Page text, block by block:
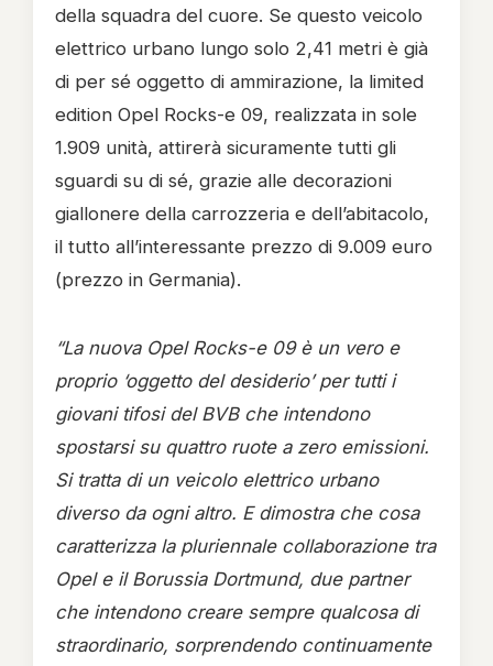
della squadra del cuore. Se questo veicolo
elettrico urbano lungo solo 2,41 metri è già
di per sé oggetto di ammirazione, la limited
edition Opel Rocks-e 09, realizzata in sole
1.909 unità, attirerà sicuramente tutti gli
sguardi su di sé, grazie alle decorazioni
giallonere della carrozzeria e dell’abitacolo,
il tutto all’interessante prezzo di 9.009 euro
(prezzo in Germania).
“La nuova Opel Rocks-e 09 è un vero e
proprio ‘oggetto del desiderio’ per tutti i
giovani tifosi del BVB che intendono
spostarsi su quattro ruote a zero emissioni.
Si tratta di un veicolo elettrico urbano
diverso da ogni altro. E dimostra che cosa
caratterizza la pluriennale collaborazione tra
Opel e il Borussia Dortmund, due partner
che intendono creare sempre qualcosa di
straordinario, sorprendendo continuamente